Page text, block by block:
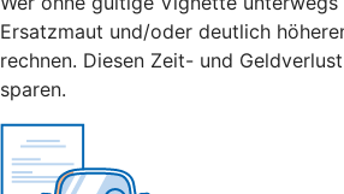
Ersatzmaut und/oder deutlich
rechnen. Diesen Zeit- und
sparen.